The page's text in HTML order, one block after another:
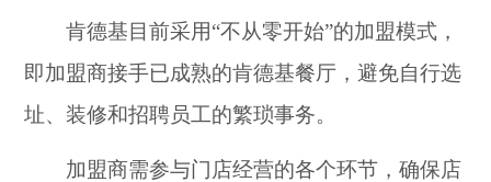
肯德基目前采用“不从零开始”的加盟模式，
即加盟商接手已成熟的肯德基餐厅，避免自行选
址、装修和招聘员工的繁琐事务。
加盟商需参与门店经营的各个环节，确保店